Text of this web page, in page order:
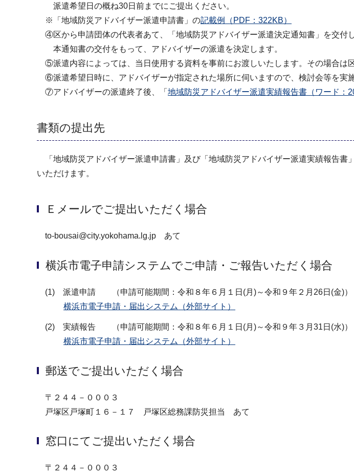
派遣希望日の概ね30日前までにご提出ください。
※「地域防災アドバイザー派遣申請書」の記載例（PDF：322KB）
④区から申請団体の代表者あて、「地域防災アドバイザー派遣決定通知書」を交付し
本通知書の交付をもって、アドバイザーの派遣を決定します。
⑤派遣内容によっては、当日使用する資料を事前にお渡しいたします。その場合は
⑥派遣希望日時に、アドバイザーが指定された場所に伺いますので、検討会等を実施
⑦アドバイザーの派遣終了後、「 地域防災アドバイザー派遣実績報告書（ワード：
書類の提出先
「地域防災アドバイザー派遣申請書」及び「地域防災アドバイザー派遣実績報告
いただけます。
Ｅメールでご提出いただく場合
to-bousai@city.yokohama.lg.jp あて
横浜市電子申請システムでご申請・ご報告いただく場合
(1) 派遣申請 （申請可能期間：令和８年６月１日(月)～令和９年２月26日(金)）
横浜市電子申請・届出システム（外部サイト）
(2) 実績報告 （申請可能期間：令和８年６月１日(月)～令和９年３月31日(水)）
横浜市電子申請・届出システム（外部サイト）
郵送でご提出いただく場合
〒２４４－０００３
戸塚区戸塚町１６－１７ 戸塚区総務課防災担当 あて
窓口にてご提出いただく場合
〒２４４－０００３